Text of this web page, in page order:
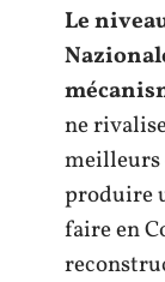
Le
ne
meilleurs
produire
faire en